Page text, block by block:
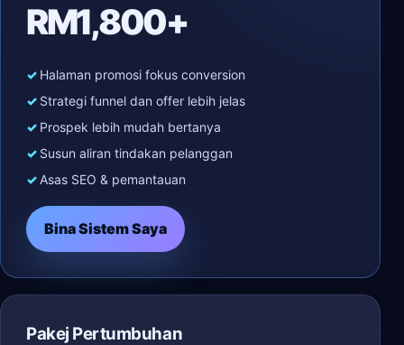
RM1,800+
Halaman promosi fokus conversion
Strategi funnel dan offer lebih jelas
Prospek lebih mudah bertanya
Susun aliran tindakan pelanggan
Asas SEO & pemantauan
Bina Sistem Saya
Pakej Pertumbuhan